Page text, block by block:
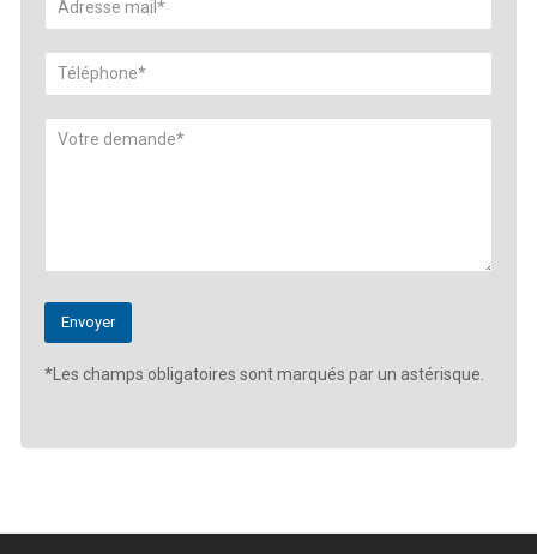
*Les champs obligatoires sont marqués par un astérisque.